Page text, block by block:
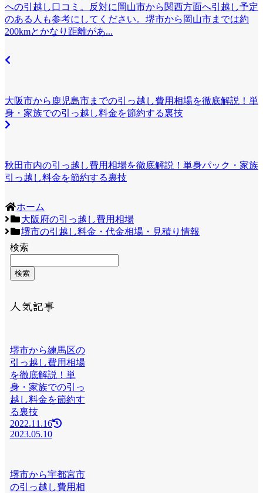
への引越し口コミ。反対に岡山市から関西方面へ引越し予定
のある人も参考にしてください。堺市から岡山市までは約
200kmとかなり距離があ...
大阪市から鹿児島市までの引っ越し費用相場を徹底解説！単
身・家族での引っ越し料金を節約する裏技
秋田市内の引っ越し費用相場を徹底解説！単身パック・家族
引っ越し料金を節約する裏技
ホーム
大阪府の引っ越し費用相場
堺市の引越し料金・代金相場・見積り情報
検索
検索
人気記事
堺市から練馬区の
引っ越し費用相場
を徹底解説！単
身・家族での引っ
越し料金を節約す
る裏技
2022.11.16
2023.05.10
堺市から宇都宮市
の引っ越し費用相